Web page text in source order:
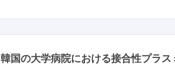
韓国の大学病院における接合性プラ